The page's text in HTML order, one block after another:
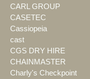
CARL GROUP
CASETEC
Cassiopeia
cast
CGS DRY HIRE
CHAINMASTER
Charly's Checkpoint